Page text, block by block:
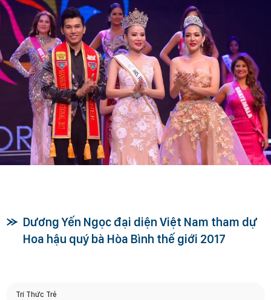
Dương Yến Ngọc đại diện Việt Nam tham dự
Hoa hậu quý bà Hòa Bình thế giới 2017
Trí Thức Trẻ